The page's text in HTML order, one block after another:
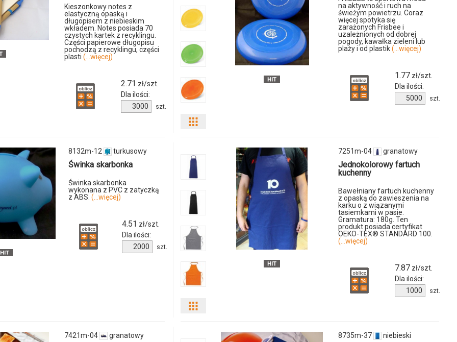
produktu
04
Kieszonkowy notes z
elastyczną opaską i
długopisem z niebieskim
wkładem. Notes posiada 70
czystych kartek z recyklingu.
Części papierowe długopisu
pochodzą z recyklingu, części
plasti (...więcej)
2.71 zł/szt.
Dla ilości:
Ilość
produktu
szt.
04
na aktywność i ruch na
świeżym powietrzu. Coraz
więcej spotyka się
zarażonych Frisbee i
uzależnionych od dobrej
pogody, kawałka zieleni lub
plaży i od plastik(...więcej)
1.77 zł/szt.
Dla ilości:
Ilość
produktu
szt.
8132m-12 turkusowy
Świnka skarbonka
Świnka skarbonka
wykonana z PVC z zatyczką
z ABS. (...więcej)
4.51 zł/szt.
Dla ilości:
Ilość
produktu
szt.
7251m-04 granatowy
Jednokolorowy fartuch
kuchenny
Bawełniany fartuch kuchenny
z opaską do zawieszenia na
karku o z wiązanymi
tasiemkami w pasie.
Gramatura: 180g. Ten
produkt posiada certyfikat
OEKO-TEX® STANDARD 100.
(...więcej)
7.87 zł/szt.
Dla ilości:
Ilość
produktu
szt.
7421m-04 granatowy 8735m-37 niebieski